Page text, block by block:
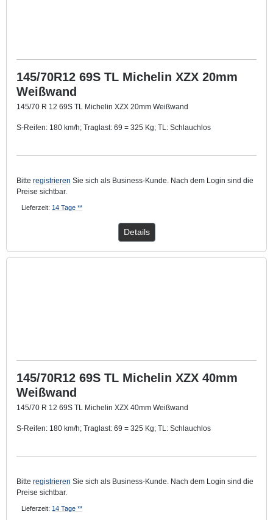
145/70R12 69S TL Michelin XZX 20mm
Weißwand
145/70 R 12 69S TL Michelin XZX 20mm Weißwand
S-Reifen: 180 km/h; Traglast: 69 = 325 Kg; TL: Schlauchlos
Bitte registrieren Sie sich als Business-Kunde. Nach dem Login sind die
Preise sichtbar.
Lieferzeit: 14 Tage **
Details
145/70R12 69S TL Michelin XZX 40mm
Weißwand
145/70 R 12 69S TL Michelin XZX 40mm Weißwand
S-Reifen: 180 km/h; Traglast: 69 = 325 Kg; TL: Schlauchlos
Bitte registrieren Sie sich als Business-Kunde. Nach dem Login sind die
Preise sichtbar.
Lieferzeit: 14 Tage **